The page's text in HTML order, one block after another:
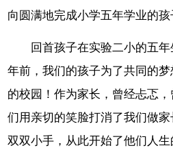
向圆满地完成小学五年学业的孩
回首孩子在实验二小的五
年前，我们的孩子为了共同的
的校园！作为家长，曾经忐忑
们用亲切的笑脸打消了我们做
双双小手，从此开始了他们人生